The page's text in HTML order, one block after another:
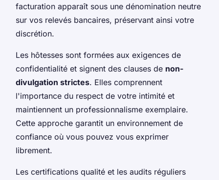
facturation apparaît sous une dénomination neutre
sur vos relevés bancaires, préservant ainsi votre
discrétion.
Les hôtesses sont formées aux exigences de
confidentialité et signent des clauses de non-
divulgation strictes. Elles comprennent
l'importance du respect de votre intimité et
maintiennent un professionnalisme exemplaire.
Cette approche garantit un environnement de
confiance où vous pouvez vous exprimer
librement.
Les certifications qualité et les audits réguliers